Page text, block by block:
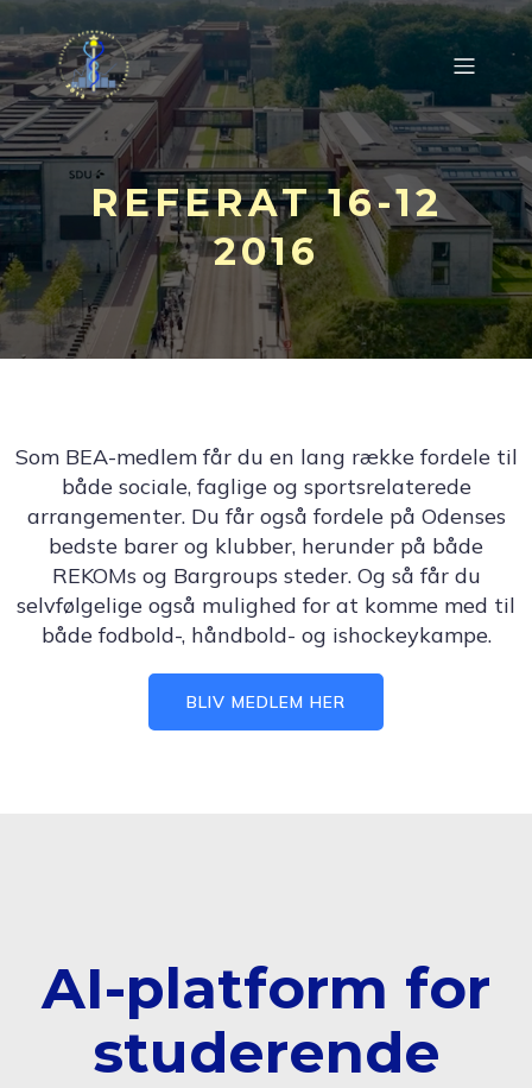
REFERAT 16-12
2016
Som BEA-medlem får du en lang række fordele til
både sociale, faglige og sportsrelaterede
arrangementer. Du får også fordele på Odenses
bedste barer og klubber, herunder på både
REKOMs og Bargroups steder. Og så får du
selvfølgelige også mulighed for at komme med til
både fodbold-, håndbold- og ishockeykampe.
BLIV MEDLEM HER
AI-platform for
studerende